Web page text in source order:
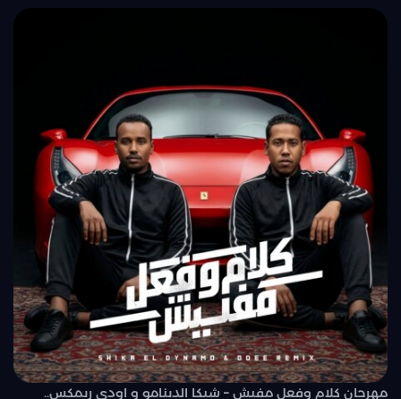
مهرجان كلام وفعل مفيش – شيكا الدينامو و اودي ريمكس..